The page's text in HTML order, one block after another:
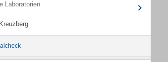
Laboratorien